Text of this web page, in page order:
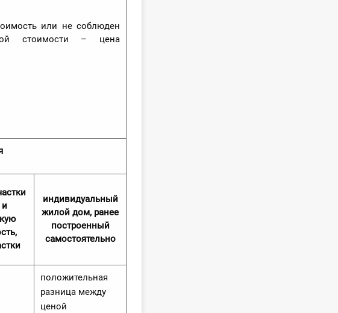
или не соблюден
стоимости – цена
индивидуальный
жилой дом, ранее
построенный
самостоятельно
положительная
разница между
ценой